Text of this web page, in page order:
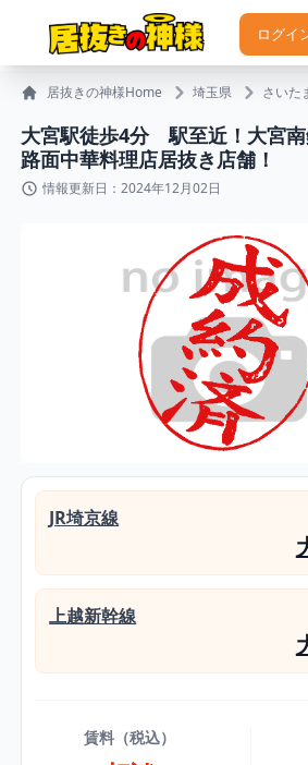
ログイ
居抜きの神様Home 埼玉県 さいた
大宮駅徒歩4分 駅至近！大宮
路面中華料理店居抜き店舗！
情報更新日：2024年12月02日
JR埼京線
上越新幹線
賃料（税込）